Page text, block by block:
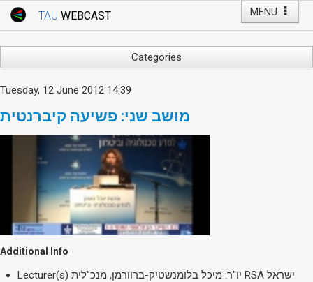
MENU
TAU WEBCAST
Webcast: Courses
Events
Live Webcast
TAU General Events
Faculty Events
YouTube Channel
Categories
Business & Management
Computers
Education
Faculty Events
Faculty of Law
History
Humanities
Lecture Series
Live Webcast
Medicine & Life Sciences
Tuesday, 12 June 2012 14:39
מושב שני: פשיעה קיברנטית
Additional Info
Lecturer(s)
יו"ר: מיכל בלומנשטיק-ברוורמן, מנכ"לית RSA ישראל